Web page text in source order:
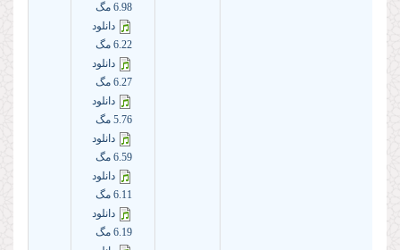
6.98 مگ
دانلود
6.22 مگ
دانلود
6.27 مگ
دانلود
5.76 مگ
دانلود
6.59 مگ
دانلود
6.11 مگ
دانلود
6.19 مگ